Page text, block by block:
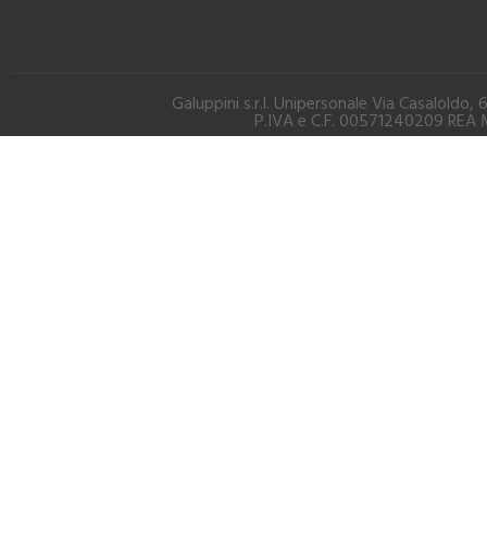
Galuppini s.r.l. Unipersonale Via
P.IVA e C.F. 00571240209